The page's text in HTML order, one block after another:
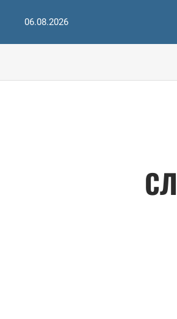
06.08.2026